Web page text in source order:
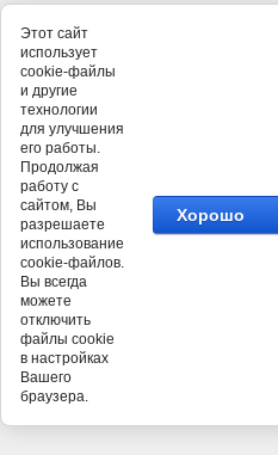
Этот сайт
использует
cookie-файлы
и другие
технологии
для улучшения
его работы.
Продолжая
работу с
сайтом, Вы
разрешаете
использование
cookie-файлов.
Вы всегда
можете
отключить
файлы cookie
в настройках
Вашего
браузера.
Хорошо